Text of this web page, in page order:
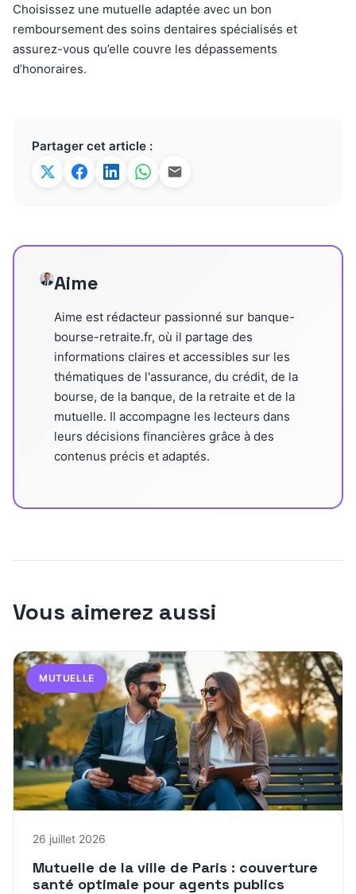
Choisissez une mutuelle adaptée avec un bon
remboursement des soins dentaires spécialisés et
assurez-vous qu’elle couvre les dépassements
d’honoraires.
Partager cet article :
Aime
Aime est rédacteur passionné sur banque-
bourse-retraite.fr, où il partage des
informations claires et accessibles sur les
thématiques de l'assurance, du crédit, de la
bourse, de la banque, de la retraite et de la
mutuelle. Il accompagne les lecteurs dans
leurs décisions financières grâce à des
contenus précis et adaptés.
Vous aimerez aussi
MUTUELLE
26 juillet 2026
Mutuelle de la ville de Paris : couverture
santé optimale pour agents publics